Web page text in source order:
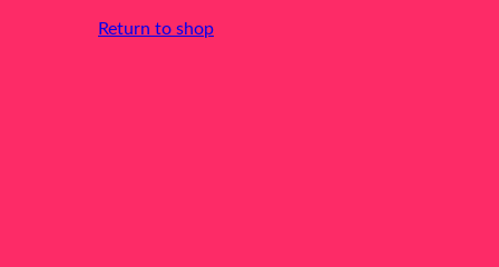
Return to shop